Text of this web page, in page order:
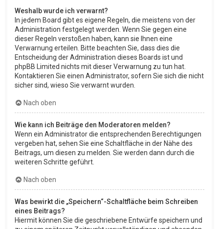
Weshalb wurde ich verwarnt?
In jedem Board gibt es eigene Regeln, die meistens von der
Administration festgelegt werden. Wenn Sie gegen eine
dieser Regeln verstoßen haben, kann sie Ihnen eine
Verwarnung erteilen. Bitte beachten Sie, dass dies die
Entscheidung der Administration dieses Boards ist und
phpBB Limited nichts mit dieser Verwarnung zu tun hat.
Kontaktieren Sie einen Administrator, sofern Sie sich die nicht
sicher sind, wieso Sie verwarnt wurden.
Nach oben
Wie kann ich Beiträge den Moderatoren melden?
Wenn ein Administrator die entsprechenden Berechtigungen
vergeben hat, sehen Sie eine Schaltfläche in der Nähe des
Beitrags, um diesen zu melden. Sie werden dann durch die
weiteren Schritte geführt.
Nach oben
Was bewirkt die „Speichern“-Schaltfläche beim Schreiben
eines Beitrags?
Hiermit können Sie die geschriebene Entwürfe speichern und